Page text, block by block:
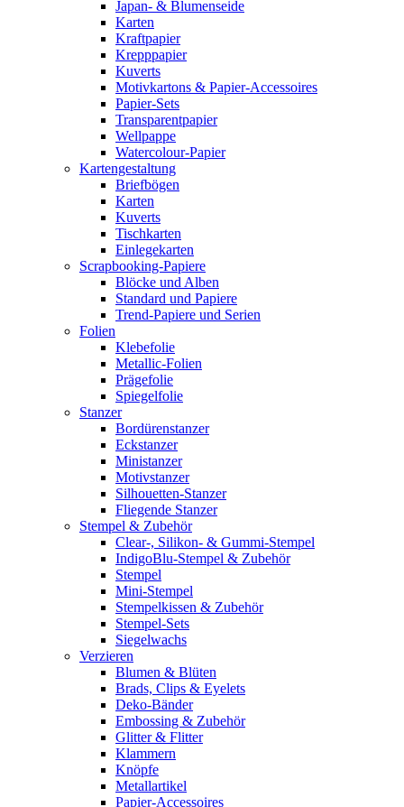
Japan- & Blumenseide
Karten
Kraftpapier
Krepppapier
Kuverts
Motivkartons & Papier-Accessoires
Papier-Sets
Transparentpapier
Wellpappe
Watercolour-Papier
Kartengestaltung
Briefbögen
Karten
Kuverts
Tischkarten
Einlegekarten
Scrapbooking-Papiere
Blöcke und Alben
Standard und Papiere
Trend-Papiere und Serien
Folien
Klebefolie
Metallic-Folien
Prägefolie
Spiegelfolie
Stanzer
Bordürenstanzer
Eckstanzer
Ministanzer
Motivstanzer
Silhouetten-Stanzer
Fliegende Stanzer
Stempel & Zubehör
Clear-, Silikon- & Gummi-Stempel
IndigoBlu-Stempel & Zubehör
Stempel
Mini-Stempel
Stempelkissen & Zubehör
Stempel-Sets
Siegelwachs
Verzieren
Blumen & Blüten
Brads, Clips & Eyelets
Deko-Bänder
Embossing & Zubehör
Glitter & Flitter
Klammern
Knöpfe
Metallartikel
Papier-Accessoires